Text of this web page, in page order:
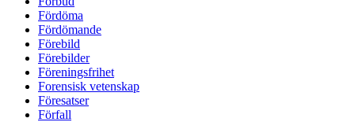
Fördöma
Fördömande
Förebild
Förebilder
Föreningsfrihet
Forensisk vetenskap
Föresatser
Förfall